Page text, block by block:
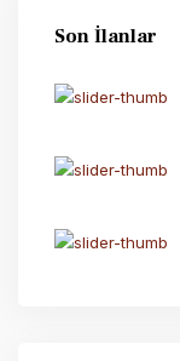
Son İlanlar